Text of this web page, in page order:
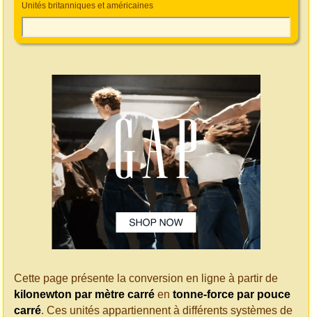
Unités britanniques et américaines
Cette page présente la conversion en ligne à partir de
kilonewton par mètre carré en tonne-force par pouce
carré. Ces unités appartiennent à différents systèmes de